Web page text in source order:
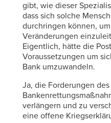
gibt, wie dieser
dass sich solche
durchringen können,
Veränderungen
Eigentlich, hätte die
Voraussetzungen um
Bank umzuwandeln.
Ja, die Forderungen
verlängern und zu
eine offene